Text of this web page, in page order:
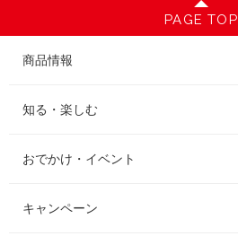
PAGE TOP
商品情報
商品情報一覧
レギュラーコーヒー
インスタントコーヒー
知る・楽しむ
知る・楽しむ一覧
おいしいコーヒーの淹れ方
コーヒー百科
おでかけ・イベント
おでかけ・イベント情報一覧
UCCコーヒー博物館
キャンペーン